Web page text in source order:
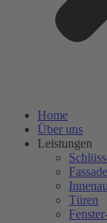
Home
Über uns
Leistungen
Türen